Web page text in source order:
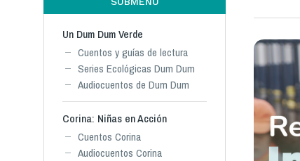
Un Dum Dum Verde
Cuentos y guías de lectura
Series Ecológicas Dum Dum
Audiocuentos de Dum Dum
Corina: Niñas en Acción
Cuentos Corina
Audiocuentos Corina